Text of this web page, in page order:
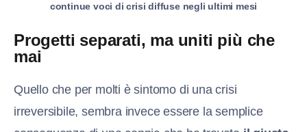
continue voci di crisi diffuse negli ultimi mesi
Progetti separati, ma uniti più che
mai
Quello che per molti è sintomo di una crisi
irreversibile, sembra invece essere la semplice